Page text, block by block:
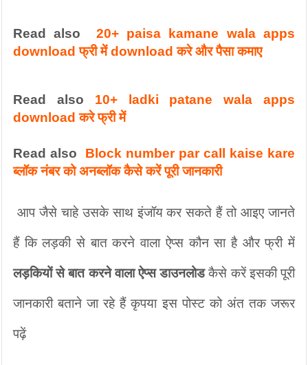
Read also 20+ paisa kamane wala apps
download फ्री में download करे और पैसा कमाए
Read also 10+ ladki patane wala apps
download करे फ्री में
Read also Block number par call kaise kare
ब्लॉक नंबर को अनब्लॉक कैसे करें पूरी जानकारी
आप जैसे चाहे उसके साथ इंजॉय कर सकते हैं तो आइए जानते
लड़कियों से बात करने वाला ऐप्स डाउनलोड कैसे करें इसकी पूरी
जानकारी बताने जा रहे हैं कृपया इस पोस्ट को अंत तक जरूर
पढ़ें